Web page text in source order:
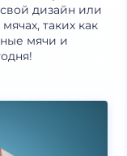
дизайн или
таких как
мячи и